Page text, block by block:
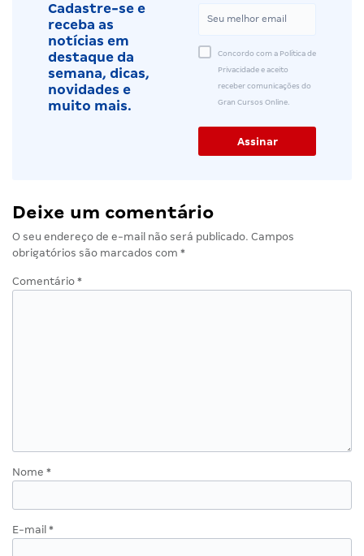
Cadastre-se e
receba as
notícias em
destaque da
semana, dicas,
novidades e
muito mais.
Concordo com a Política de
Privacidade e aceito
receber comunicações do
Gran Cursos Online.
Deixe um comentário
O seu endereço de e-mail não será publicado. Campos
obrigatórios são marcados com *
Comentário *
Nome *
E-mail *